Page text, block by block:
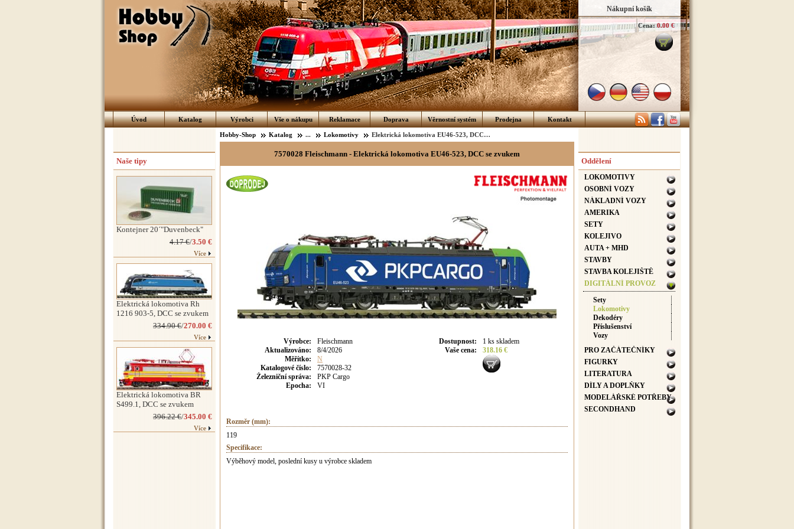
Nákupní košík
Cena: 0.00 €
Úvod Katalog Výrobci Vše o nákupu Reklamace Doprava Věrnostní systém Prodejna Kontakt
Hobby-Shop Katalog ... Lokomotivy Elektrická lokomotiva EU46-523, DCC se zvukem
7570028 Fleischmann - Elektrická lokomotiva EU46-523, DCC se zvukem
Výrobce:
Fleischmann
Aktualizováno:
8/4/2026
Měřítko:
N
Katalogové číslo:
7570028-32
Železniční správa:
PKP Cargo
Epocha:
VI
Dostupnost:
1 ks skladem
Vaše cena: 318.16 €
Rozměr (mm):
119
Specifikace:
Výběhový model, poslední kusy u výrobce skladem
Naše tipy
Kontejner 20´"Duvenbeck"
4.17 €/3.50 €
Více
Elektrická lokomotiva Rh
1216 903-5, DCC se zvukem
334.90 €/270.00 €
Více
Elektrická lokomotiva BR
S499.1, DCC se zvukem
396.22 €/345.00 €
Více
Oddělení
LOKOMOTIVY
OSOBNÍ VOZY
NÁKLADNÍ VOZY
AMERIKA
SETY
KOLEJIVO
AUTA + MHD
STAVBY
STAVBA KOLEJIŠTĚ
DIGITÁLNÍ PROVOZ
Sety
Lokomotivy
Dekodéry
Příslušenství
Vozy
PRO ZAČÁTEČNÍKY
FIGURKY
LITERATURA
DÍLY A DOPLŇKY
MODELÁŘSKÉ POTŘEBY
SECONDHAND